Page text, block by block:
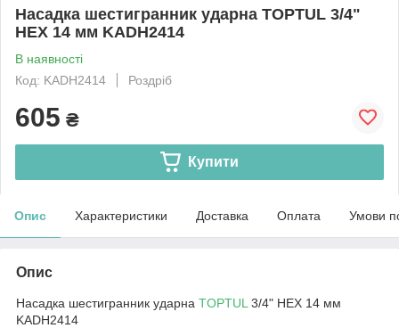
Насадка шестигранник ударна TOPTUL 3/4"
HEX 14 мм KADH2414
В наявності
Код: KADH2414
Роздріб
605 ₴
Купити
Опис Характеристики Доставка Оплата Умови
Опис
Насадка шестигранник ударна TOPTUL 3/4" HEX 14 мм
KADH2414